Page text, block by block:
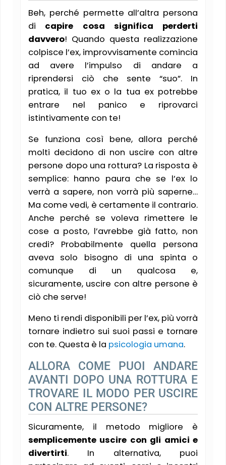
Beh, perché permette all’altra persona
di capire cosa significa perderti
davvero! Quando questa realizzazione
colpisce l’ex, improvvisamente comincia
ad avere l’impulso di andare a
riprendersi ciò che sente “suo”. In
pratica, il tuo ex o la tua ex potrebbe
entrare nel panico e riprovarci
istintivamente con te!
Se funziona così bene, allora perché
molti decidono di non uscire con altre
persone dopo una rottura? La risposta è
semplice: hanno paura che se l’ex lo
verrà a sapere, non vorrà più saperne…
Ma come vedi, è certamente il contrario.
Anche perché se voleva rimettere le
cose a posto, l’avrebbe già fatto, non
credi? Probabilmente quella persona
aveva solo bisogno di una spinta o
comunque di un qualcosa e,
sicuramente, uscire con altre persone è
ciò che serve!
Meno ti rendi disponibili per l’ex, più vorrà
tornare indietro sui suoi passi e tornare
con te. Questa è la psicologia umana.
ALLORA COME PUOI ANDARE
AVANTI DOPO UNA ROTTURA E
TROVARE IL MODO PER USCIRE
CON ALTRE PERSONE?
Sicuramente, il metodo migliore è
semplicemente uscire con gli amici e
divertirti. In alternativa, puoi